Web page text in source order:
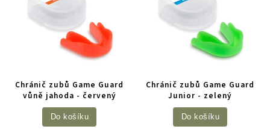
Chránič zubů Game Guard
vůně jahoda - červený
Do košíku
Chránič zubů Game Guard
Junior - zelený
Do košíku